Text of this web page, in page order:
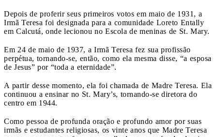
Depois de proferir seus primeiros votos em maio de 1931, a
Irmã Teresa foi designada para a comunidade Loreto Entally
em Calcutá, onde lecionou no Escola de meninas de St. Mary.
Em 24 de maio de 1937, a Irmã Teresa fez sua profissão
perpétua, tornando-se, então, como ela mesma disse, “a esposa
de Jesus” por “toda a eternidade”.
A partir desse momento, ela foi chamada de Madre Teresa. Ela
continuou a ensinar no St. Mary’s, tornando-se diretora do
centro em 1944.
Como pessoa de profunda oração e profundo amor por suas
irmãs e estudantes religiosas, os vinte anos que Madre Teresa